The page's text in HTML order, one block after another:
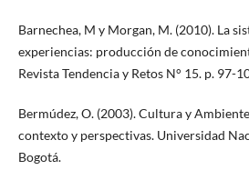
Barnechea, M y Morgan, M. (2010). La
experiencias: producción de
Revista Tendencia y Retos N° 15. p. 97-
Bermúdez, O. (2003). Cultura y
contexto y perspectivas. Universidad
Bogotá.